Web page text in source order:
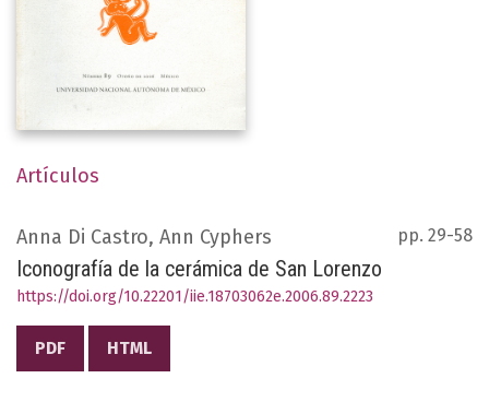
Artículos
Anna Di Castro, Ann Cyphers pp. 29-58
Iconografía de la cerámica de San Lorenzo
https://doi.org/10.22201/iie.18703062e.2006.89.2223
PDF HTML